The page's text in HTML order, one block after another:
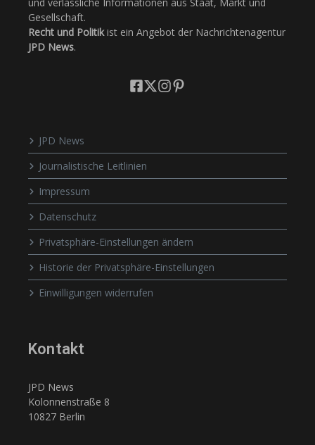
Gesellschaft.
Recht und Politikist ein Angebot der Nachrichtenagentur
JPD News.
JPD News
Journalistische Leitlinien
Impressum
Datenschutz
Privatsphäre-Einstellungen ändern
Historie der Privatsphäre-Einstellungen
Einwilligungen widerrufen
Kontakt
JPD News
Kolonnenstraße 8
10827 Berlin